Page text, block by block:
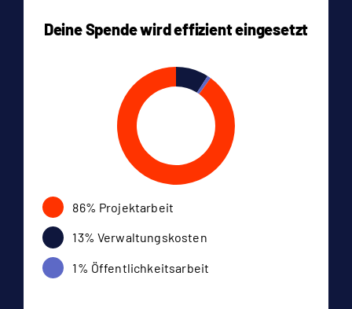
Deine Spende wird effizient eingesetzt
86% Projektarbeit
13% Verwaltungskosten
1% Öffentlichkeitsarbeit